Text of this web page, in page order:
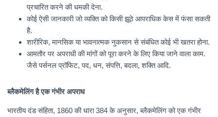
प्रचारित करने की धमकी देना.
कोई ऐसी जानकारी जो व्यक्ति को किसी झूठे आपराधिक केस में फंसा सकती
है.
शारीरिक, मानसिक या भावनात्मक नुकसान से संबंधित कोई भी खतरा होना.
आमतौर पर अपराधी की मांगों को पूरा करने के लिए किया जाने वाला काम.
जैसे पर्सनल प्रॉफिट, पद, धन, संपत्ति, बदला, शक्ति आदि.
ब्लैकमेलिंग है एक गंभीर अपराध
भारतीय दंड संहिता, 1860 की धारा 384 के अनुसार, ब्लैकमेलिंग को एक गंभीर